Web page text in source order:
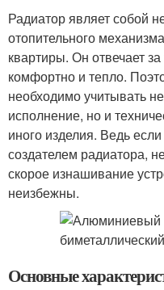
Радиатор являет собой
отопительного
квартиры. Он отвечает
комфортно и тепло.
необходимо учитывать
исполнение, но и
иного изделия. Ведь
создателем радиатора,
скорое изнашивание
неизбежны.
Основные